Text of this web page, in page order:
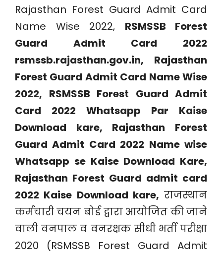
Rajasthan Forest Guard Admit Card
Name Wise 2022, RSMSSB Forest
Guard Admit Card 2022
rsmssb.rajasthan.gov.in, Rajasthan
Forest Guard Admit Card Name Wise
2022, RSMSSB Forest Guard Admit
Card 2022 Whatsapp Par Kaise
Download kare, Rajasthan Forest
Guard Admit Card 2022 Name wise
Whatsapp se Kaise Download Kare,
Rajasthan Forest Guard admit card
2022 Kaise Download kare, राजस्थान
कर्मचारी चयन बोर्ड द्वारा आयोजित की जाने
वाली वनपाल व वनरक्षक सीधी भर्ती परीक्षा
2020 (RSMSSB Forest Guard Admit